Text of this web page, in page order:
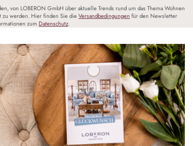
von LOBERON GmbH über aktuelle Trends rund um das Thema Wohnen
werden. Hier finden Sie dieVersandbedingungen für den Newsletter
zum Datenschutz.